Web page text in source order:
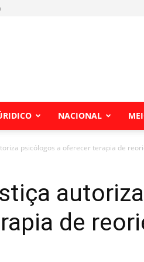
NACIONAL
psicólogos a oferecer terapia de
de